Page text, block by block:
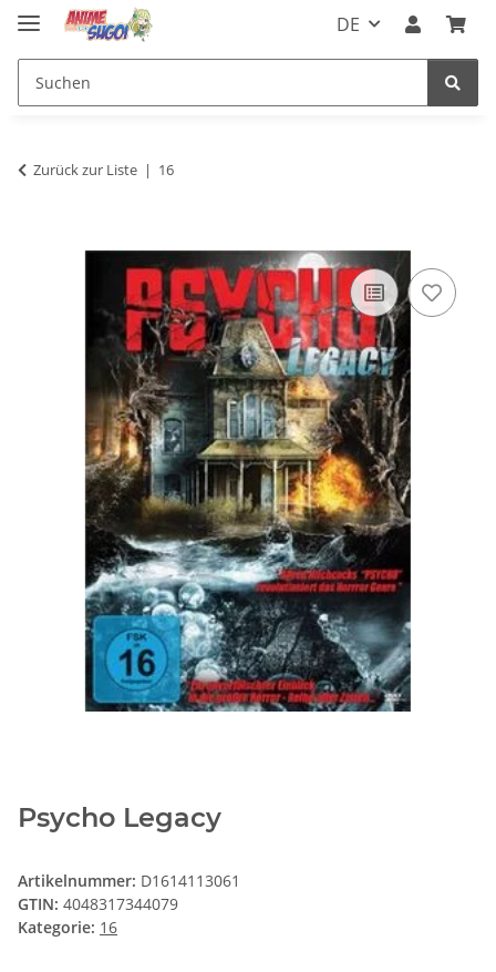
DE
Zurück zur Liste 16
Psycho Legacy
Artikelnummer: D1614113061
GTIN: 4048317344079
Kategorie: 16